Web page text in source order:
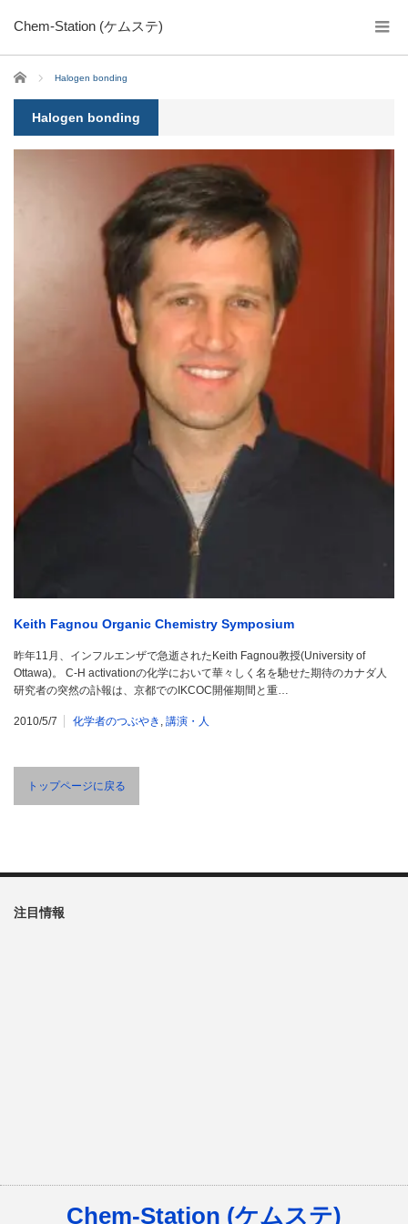
Chem-Station (ケムステ)
ホーム Halogen bonding
Halogen bonding
Keith Fagnou Organic Chemistry Symposium
昨年11月、インフルエンザで急逝されたKeith Fagnou教授(University of
Ottawa)。 C-H activationの化学において華々しく名を馳せた期待のカナダ人
研究者の突然の訃報は、京都でのIKCOC開催期間と重…
2010/5/7 化学者のつぶやき , 講演・人
トップページに戻る
注目情報
Chem-Station (ケムステ)